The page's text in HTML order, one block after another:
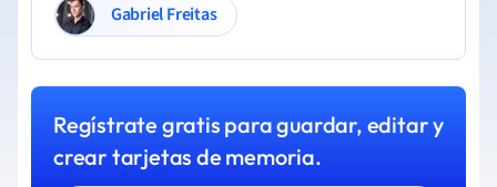
Gabriel Freitas
Regístrate gratis para guardar, editar y
crear tarjetas de memoria.